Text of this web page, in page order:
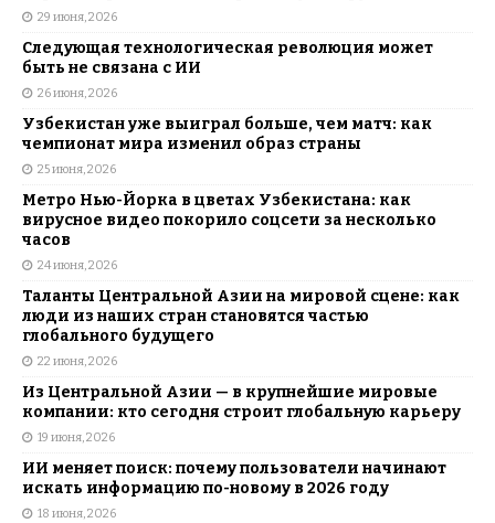
29 июня, 2026
Следующая технологическая революция может
быть не связана с ИИ
26 июня, 2026
Узбекистан уже выиграл больше, чем матч: как
чемпионат мира изменил образ страны
25 июня, 2026
Метро Нью-Йорка в цветах Узбекистана: как
вирусное видео покорило соцсети за несколько
часов
24 июня, 2026
Таланты Центральной Азии на мировой сцене: как
люди из наших стран становятся частью
глобального будущего
22 июня, 2026
Из Центральной Азии — в крупнейшие мировые
компании: кто сегодня строит глобальную карьеру
19 июня, 2026
ИИ меняет поиск: почему пользователи начинают
искать информацию по-новому в 2026 году
18 июня, 2026